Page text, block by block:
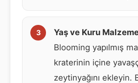
Yaş ve Kuru
Blooming yapılmış
kraterinin içine
zeytinyağını ekleyin.